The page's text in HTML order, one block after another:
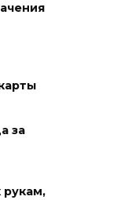
и
за
рукам,